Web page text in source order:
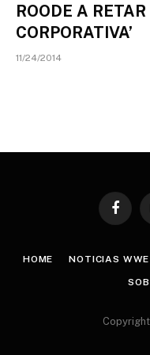
ROODE A
CORPORATIVA’
11/24/2014
HOME NOTICIAS WWE